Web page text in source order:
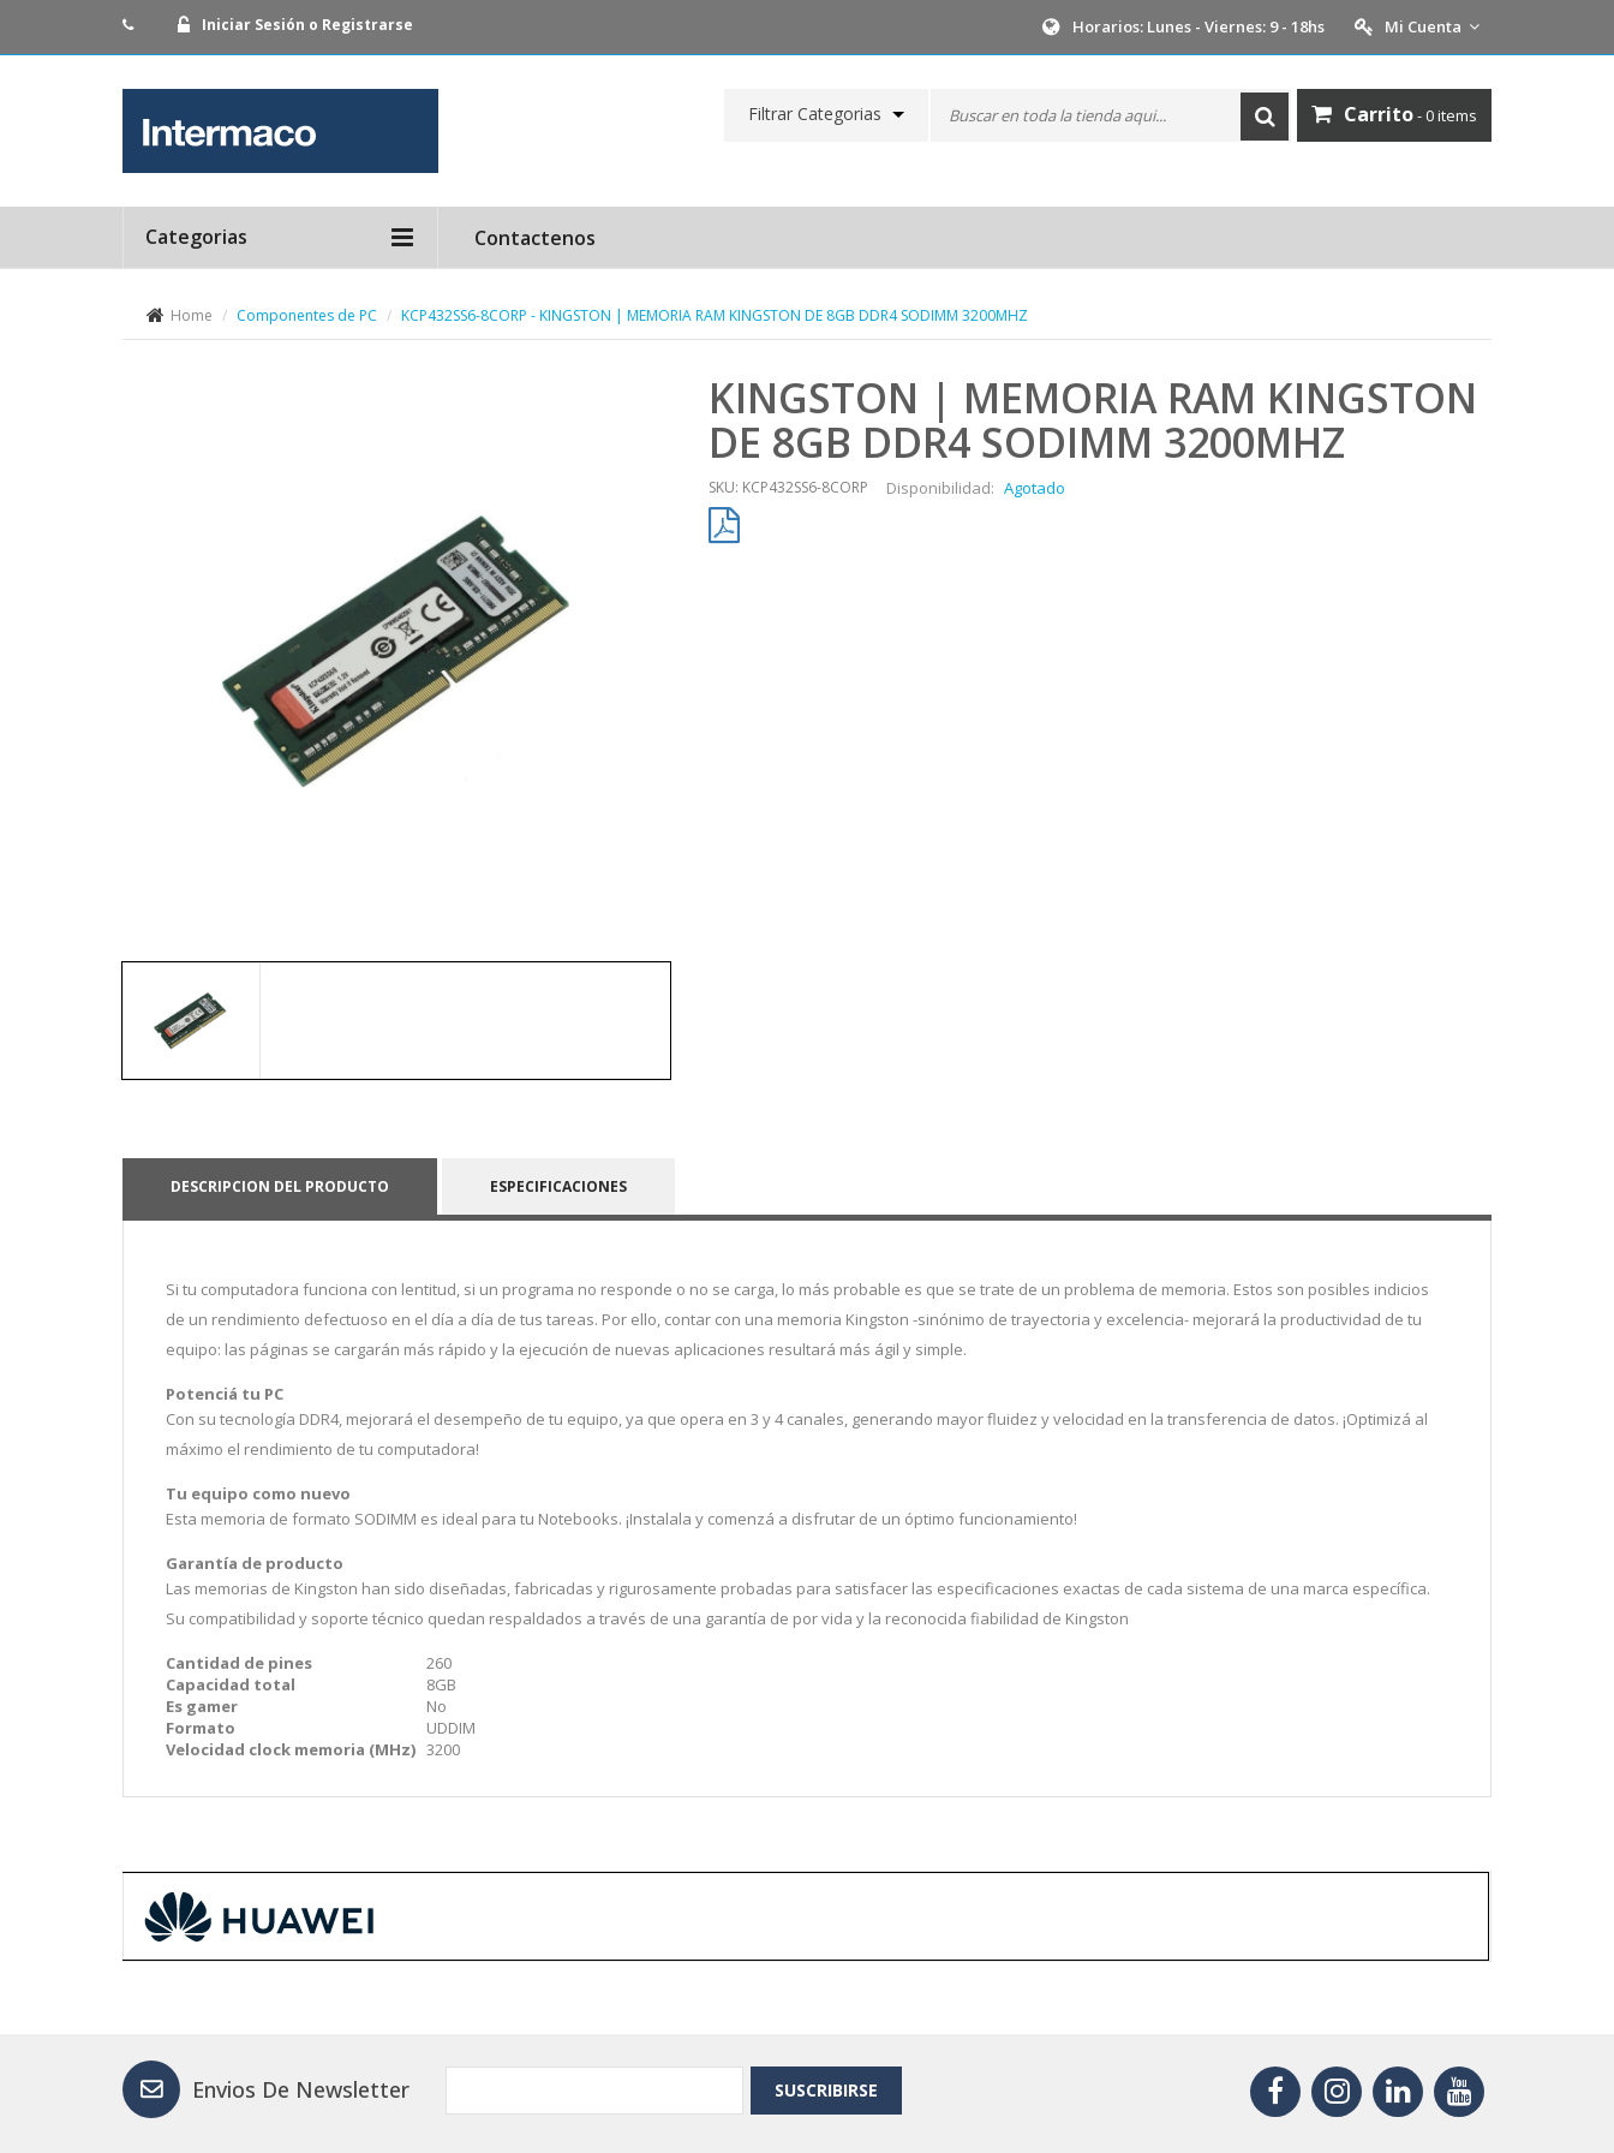
Iniciar Sesión o Registrarse Horarios: Lunes - Viernes: 9 - 18hs Mi Cuenta
Filtrar Categorias Carrito- 0 items
Categorias Contactenos
Home Componentes de PC KCP432SS6-8CORP - KINGSTON | MEMORIA RAM KINGSTON DE 8GB DDR4 SODIMM 3200MHZ
KINGSTON | MEMORIA RAM KINGSTON
DE 8GB DDR4 SODIMM 3200MHZ
SKU: KCP432SS6-8CORP Disponibilidad: Agotado
DESCRIPCION DEL PRODUCTO ESPECIFICACIONES
Si tu computadora funciona con lentitud, si un programa no responde o no se carga, lo más probable es que se trate de un problema de memoria. Estos son posibles indicios
de un rendimiento defectuoso en el día a día de tus tareas. Por ello, contar con una memoria Kingston -sinónimo de trayectoria y excelencia- mejorará la productividad de tu
equipo: las páginas se cargarán más rápido y la ejecución de nuevas aplicaciones resultará más ágil y simple.
Potenciá tu PC
Con su tecnología DDR4, mejorará el desempeño de tu equipo, ya que opera en 3 y 4 canales, generando mayor fluidez y velocidad en la transferencia de datos. ¡Optimizá al
máximo el rendimiento de tu computadora!
Tu equipo como nuevo
Esta memoria de formato SODIMM es ideal para tu Notebooks. ¡Instalala y comenzá a disfrutar de un óptimo funcionamiento!
Garantía de producto
Las memorias de Kingston han sido diseñadas, fabricadas y rigurosamente probadas para satisfacer las especificaciones exactas de cada sistema de una marca específica.
Su compatibilidad y soporte técnico quedan respaldados a través de una garantía de por vida y la reconocida fiabilidad de Kingston
Cantidad de pines
260
Capacidad total
8GB
Es gamer
No
Formato
UDDIM
Velocidad clock memoria (MHz) 3200
Envios De Newsletter SUSCRIBIRSE